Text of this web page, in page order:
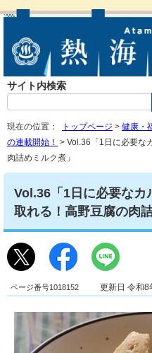
サイト内検索
現在の位置： トップページ > 健康・
の連載開始！ > Vol.36「1日に必要な
肉詰めミルク煮」
Vol.36「1日に必要なカ
取れる！高野豆腐の肉
ページ番号1018152 更新日 令和8